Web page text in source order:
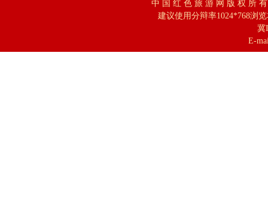
中 国 红 色 旅 游 网 版 权 所
建议使用分辩率1024*768浏
冀
E-